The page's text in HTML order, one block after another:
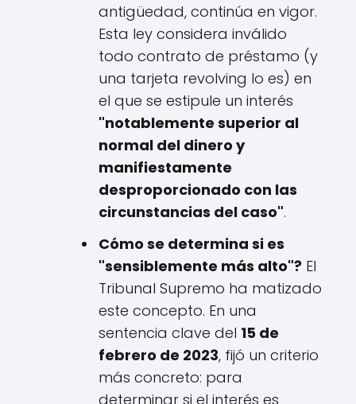
antigüedad, continúa en vigor.
Esta ley considera inválido
todo contrato de préstamo (y
una tarjeta revolving lo es) en
el que se estipule un interés
"notablemente superior al
normal del dinero y
manifiestamente
desproporcionado con las
circunstancias del caso".
Cómo se determina si es
"sensiblemente más alto"? El
Tribunal Supremo ha matizado
este concepto. En una
sentencia clave del 15 de
febrero de 2023, fijó un criterio
más concreto: para
determinar si el interés es